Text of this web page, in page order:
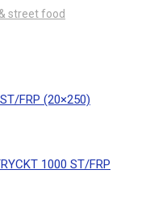
street food
FRP (20×250)
1000 ST/FRP